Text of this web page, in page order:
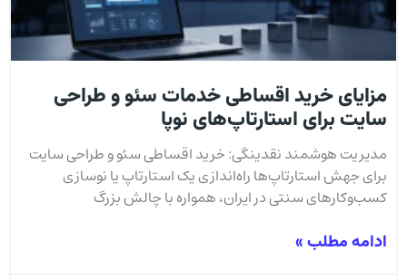
مزایای خرید اقساطی خدمات سئو و طراحی
سایت برای استارتاپ‌های نوپا
مدیریت هوشمند نقدینگی: خرید اقساطی سئو و طراحی سایت
برای جهش استارتاپ‌ها راه‌اندازی یک استارتاپ یا نوسازی
کسب‌وکارهای سنتی در ایران، همواره با چالش بزرگ
ادامه مطلب »